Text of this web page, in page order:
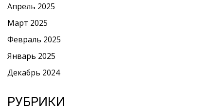
Апрель 2025
Март 2025
Февраль 2025
Январь 2025
Декабрь 2024
РУБРИКИ